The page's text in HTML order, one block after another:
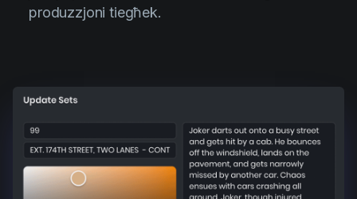
produzzjoni tiegħek.